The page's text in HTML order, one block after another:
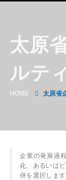
太原
ルテ
HOME 太原省
企業の発展過
化、あるいは
併を選択しま